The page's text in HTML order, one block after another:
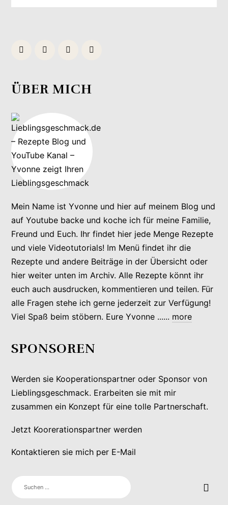
ÜBER MICH
Mein Name ist Yvonne und hier auf meinem Blog und
auf Youtube backe und koche ich für meine Familie,
Freund und Euch. Ihr findet hier jede Menge Rezepte
und viele Videotutorials! Im Menü findet ihr die
Rezepte und andere Beiträge in der Übersicht oder
hier weiter unten im Archiv. Alle Rezepte könnt ihr
euch auch ausdrucken, kommentieren und teilen. Für
alle Fragen stehe ich gerne jederzeit zur Verfügung!
Viel Spaß beim stöbern. Eure Yvonne ...... more
SPONSOREN
Werden sie Kooperationspartner oder Sponsor von
Lieblingsgeschmack. Erarbeiten sie mit mir
zusammen ein Konzept für eine tolle Partnerschaft.
Jetzt Koorerationspartner werden
Kontaktieren sie mich per E-Mail
SUCHEN
NACH: